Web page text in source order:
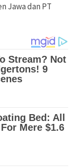
Jawa dan PT